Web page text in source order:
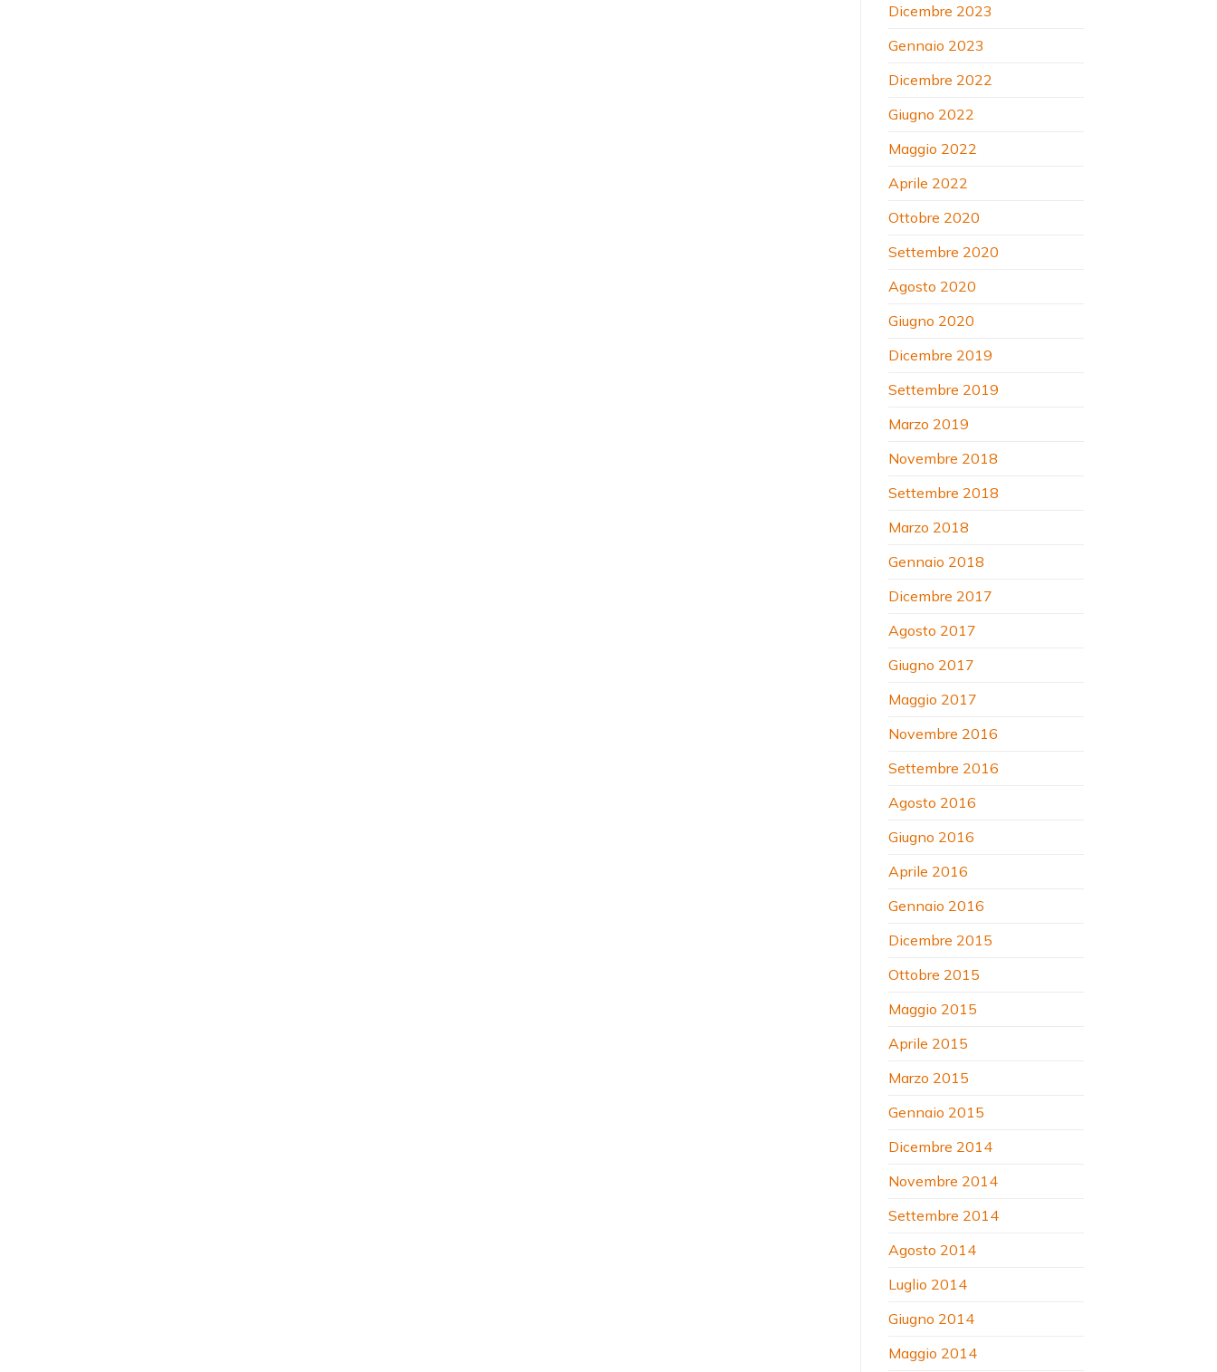
Dicembre 2023
Gennaio 2023
Dicembre 2022
Giugno 2022
Maggio 2022
Aprile 2022
Ottobre 2020
Settembre 2020
Agosto 2020
Giugno 2020
Dicembre 2019
Settembre 2019
Marzo 2019
Novembre 2018
Settembre 2018
Marzo 2018
Gennaio 2018
Dicembre 2017
Agosto 2017
Giugno 2017
Maggio 2017
Novembre 2016
Settembre 2016
Agosto 2016
Giugno 2016
Aprile 2016
Gennaio 2016
Dicembre 2015
Ottobre 2015
Maggio 2015
Aprile 2015
Marzo 2015
Gennaio 2015
Dicembre 2014
Novembre 2014
Settembre 2014
Agosto 2014
Luglio 2014
Giugno 2014
Maggio 2014